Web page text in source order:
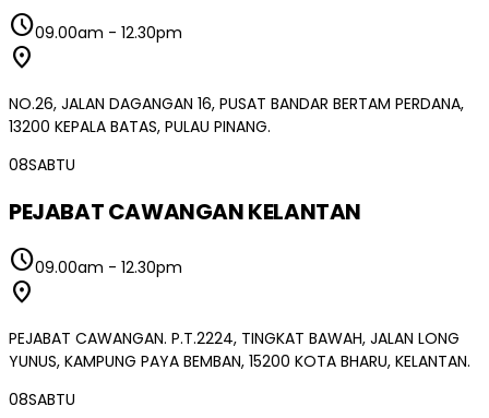
schedule09.00am - 12.30pm
location_on
NO.26, JALAN DAGANGAN 16, PUSAT BANDAR BERTAM PERDANA,
13200 KEPALA BATAS, PULAU PINANG.
08SABTU
PEJABAT CAWANGAN KELANTAN
schedule09.00am - 12.30pm
location_on
PEJABAT CAWANGAN. P.T.2224, TINGKAT BAWAH, JALAN LONG
YUNUS, KAMPUNG PAYA BEMBAN, 15200 KOTA BHARU, KELANTAN.
08SABTU